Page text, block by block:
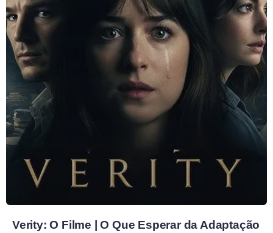
Verity: O Filme | O Que Esperar da Adaptação